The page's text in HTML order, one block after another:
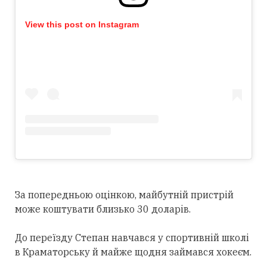
View this post on Instagram
За попередньою оцінкою, майбутній пристрій
може коштувати близько 30 доларів.
До переїзду Степан навчався у спортивній школі
в Краматорську й майже щодня займався хокеєм.